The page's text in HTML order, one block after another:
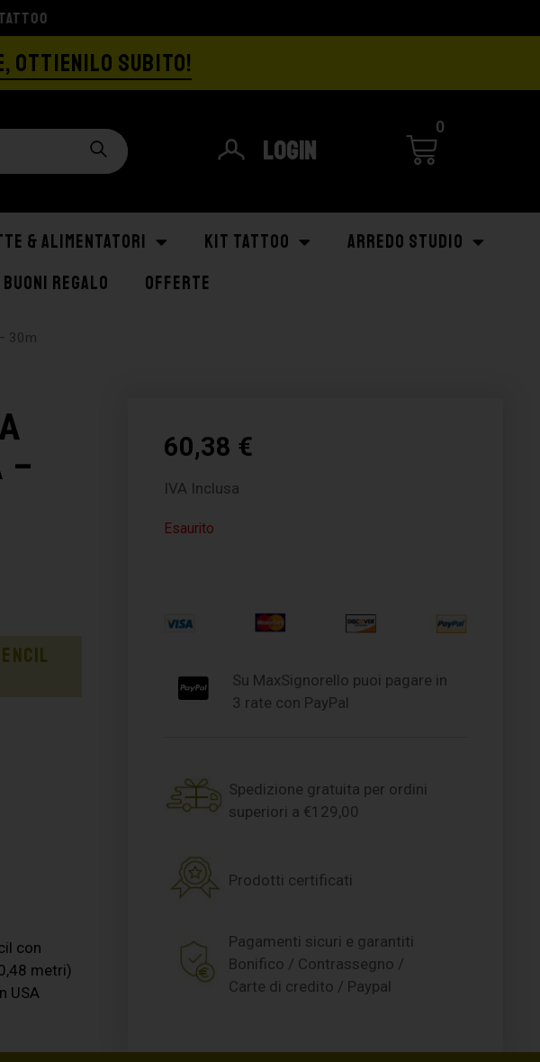
€129
OTTIENILO SUBITO!
Login
0
& ALIMENTATORI KIT TATTOO
ARREDO STUDIO
BUONI REGALO OFFERTE
30m
–
con
metri)
USA
60,38 €
IVA Inclusa
Esaurito
Su MaxSignorello puoi pagare in
3 rate con PayPal
Spedizione gratuita per ordini
superiori a €129,00
Prodotti certificati
Pagamenti sicuri e garantiti
Bonifico / Contrassegno /
Carte di credito / Paypal